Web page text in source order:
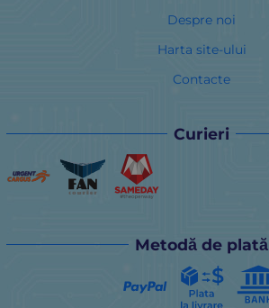
Despre noi
Harta site-ului
Contacte
Curieri
Metodă de plată